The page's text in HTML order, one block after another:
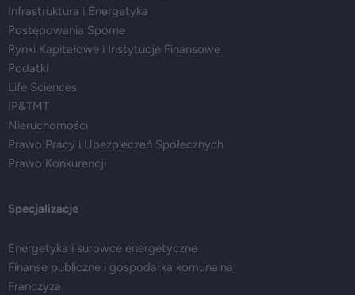
Infrastruktura i Energetyka
Postępowania Sporne
Rynki Kapitałowe i Instytucje Finansowe
Podatki
Life Sciences
IP&TMT
Nieruchomości
Prawo Pracy i Ubezpieczeń Społecznych
Prawo Konkurencji
Specjalizacje
Energetyka i surowce energetyczne
Finanse publiczne i gospodarka komunalna
Franczyza